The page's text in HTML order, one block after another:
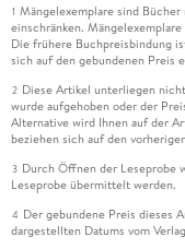
1 Mängelexemplare sind
einschränken.
Die frühere Buchpreisbindung
sich auf den gebundenen Preis
2 Diese Artikel unterliegen
wurde aufgehoben oder der
Alternative wird Ihnen auf der
beziehen sich auf den
3 Durch Öffnen der Leseprobe
Leseprobe übermittelt werden.
4 Der gebundene Preis dieses
dargestellten Datums vom